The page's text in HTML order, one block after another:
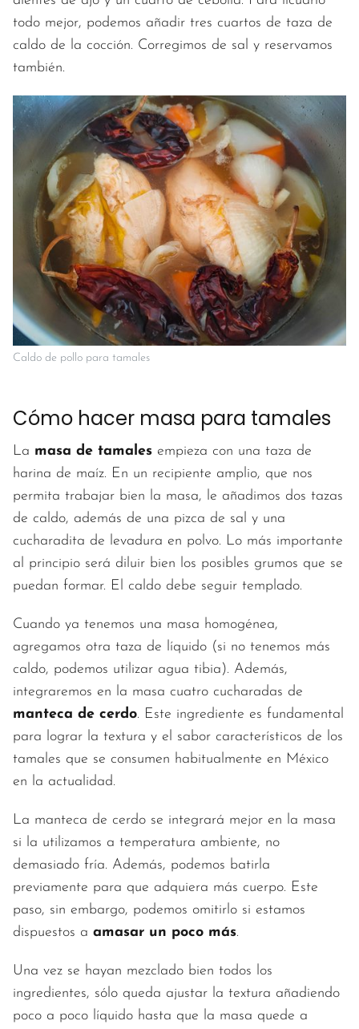
todo mejor, podemos añadir tres cuartos de taza de
caldo de la cocción. Corregimos de sal y reservamos
también.
Caldo de pollo para tamales
Cómo hacer masa para tamales
La masa de tamales empieza con una taza de
harina de maíz. En un recipiente amplio, que nos
permita trabajar bien la masa, le añadimos dos tazas
de caldo, además de una pizca de sal y una
cucharadita de levadura en polvo. Lo más importante
al principio será diluir bien los posibles grumos que se
puedan formar. El caldo debe seguir templado.
Cuando ya tenemos una masa homogénea,
agregamos otra taza de líquido (si no tenemos más
caldo, podemos utilizar agua tibia). Además,
integraremos en la masa cuatro cucharadas de
manteca de cerdo. Este ingrediente es fundamental
para lograr la textura y el sabor característicos de los
tamales que se consumen habitualmente en México
en la actualidad.
La manteca de cerdo se integrará mejor en la masa
si la utilizamos a temperatura ambiente, no
demasiado fría. Además, podemos batirla
previamente para que adquiera más cuerpo. Este
paso, sin embargo, podemos omitirlo si estamos
dispuestos a amasar un poco más.
Una vez se hayan mezclado bien todos los
ingredientes, sólo queda ajustar la textura añadiendo
poco a poco líquido hasta que la masa quede a